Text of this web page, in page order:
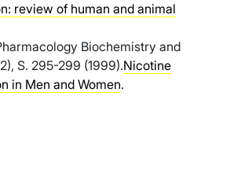
review of human and animal
Biochemistry and
S. 295-299 (1999).Nicotine
in Men and Women.